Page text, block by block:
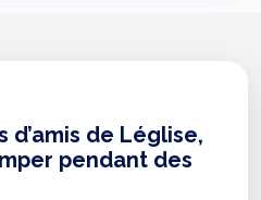
d’amis de Léglise,
pendant des